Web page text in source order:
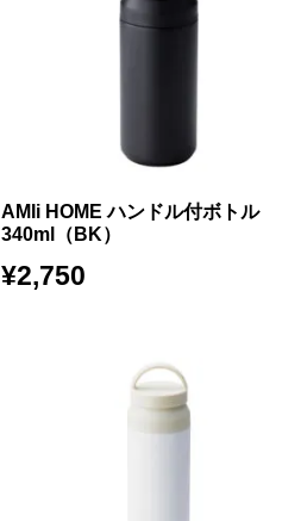
AMIi HOME ハンドル付ボトル
340ml（BK）
¥2,750